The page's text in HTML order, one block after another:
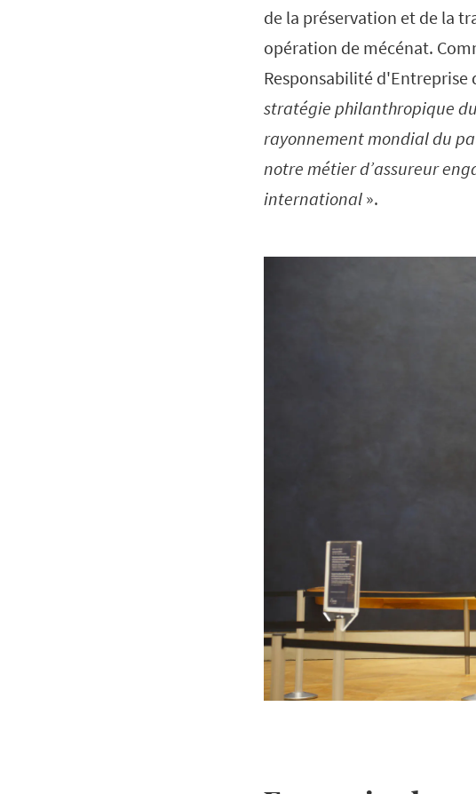
de la préservation et de la
opération de mécénat.
Responsabilité d'Entreprise
stratégie philanthropique
rayonnement mondial du
notre métier d’assureur
international ».